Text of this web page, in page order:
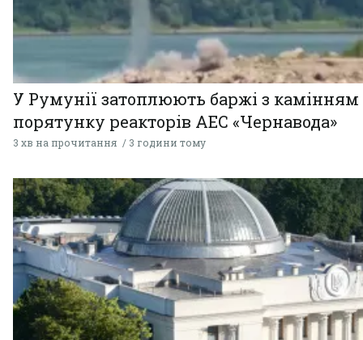
У Румунії затоплюють баржі з
порятунку реакторів АЕС «Чернавода»
3 хв на прочитання 3 години тому